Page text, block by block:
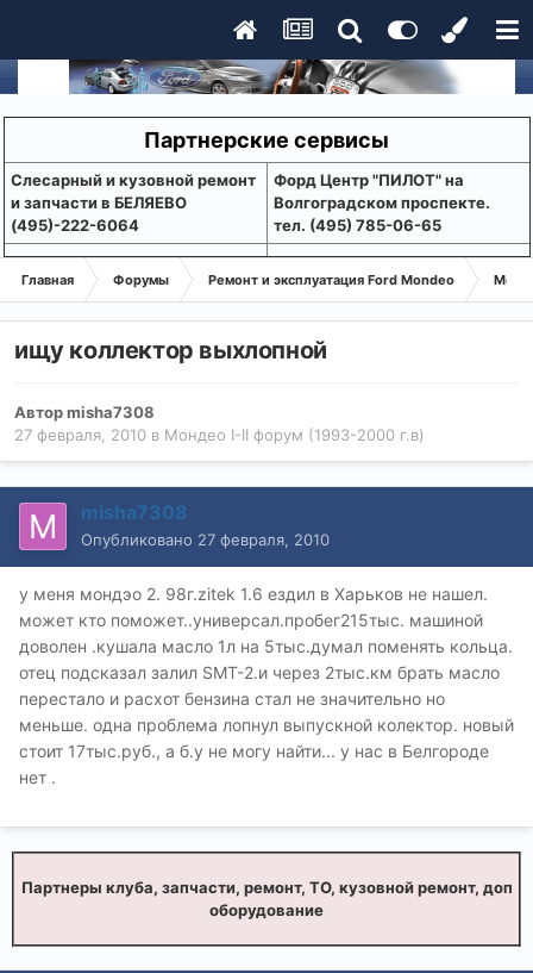
Партнерские сервисы
Слесарный и кузовной ремонт
и запчасти в БЕЛЯЕВО
(495)-222-6064
Форд Центр "ПИЛОТ" на
Волгоградском проспекте.
тел. (495) 785-06-65
Главная Форумы Ремонт и эксплуатация Ford Mondeo
ищу коллектор выхлопной
Авторmisha7308
27 февраля, 2010 в Мондео I-II форум (1993-2000 г.в)
misha7308
Опубликовано 27 февраля, 2010
у меня мондэо 2. 98г.zitek 1.6 ездил в Харьков не нашел.
может кто поможет..универсал.пробег215тыс. машиной
доволен .кушала масло 1л на 5тыс.думал поменять кольца.
отец подсказал залил SMT-2.и через 2тыс.км брать масло
перестало и расхот бензина стал не значительно но
меньше. одна проблема лопнул выпускной колектор. новый
стоит 17тыс.руб., а б.у не могу найти... у нас в Белгороде
нет .
Партнеры клуба, запчасти, ремонт, ТО, кузовной ремонт, доп
оборудование